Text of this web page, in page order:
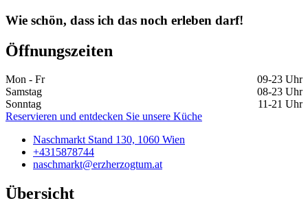
Wie schön, dass ich das noch erleben darf!
Öffnungszeiten
Mon - Fr
09-23 Uhr
Samstag
08-23 Uhr
Sonntag
11-21 Uhr
Reservieren und entdecken Sie unsere Küche
Naschmarkt Stand 130, 1060 Wien
+4315878744
naschmarkt@erzherzogtum.at
Übersicht